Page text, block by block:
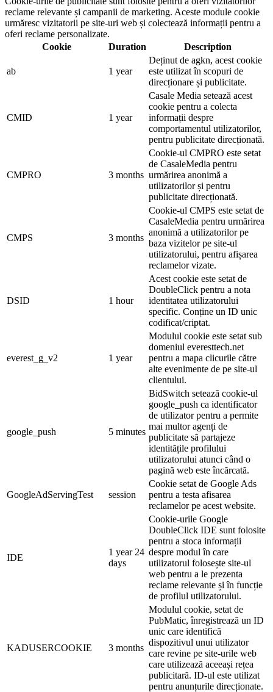
reclame relevante și campanii de marketing. Aceste module cookie
urmăresc vizitatorii pe site-uri web și colectează informații pentru a
oferi reclame personalizate.
Cookie
Duration Description
ab 1 year
Deținut de agkn, acest cookie
este utilizat în scopuri de
direcționare și publicitate.
CMID 1 year
Casale Media setează acest
cookie pentru a colecta
informații despre
comportamentul utilizatorilor,
pentru publicitate direcționată.
CMPRO 3 months
Cookie-ul CMPRO este setat
de CasaleMedia pentru
urmărirea anonimă a
utilizatorilor și pentru
publicitate direcționată.
CMPS 3 months
Cookie-ul CMPS este setat de
CasaleMedia pentru urmărirea
anonimă a utilizatorilor pe
baza vizitelor pe site-ul
utilizatorului, pentru afișarea
reclamelor vizate.
DSID 1 hour
Acest cookie este setat de
DoubleClick pentru a nota
identitatea utilizatorului
specific. Conține un ID unic
codificat/criptat.
everest_g_v2 1 year
Modulul cookie este setat sub
domeniul everesttech.net
pentru a mapa clicurile către
alte evenimente de pe site-ul
clientului.
google_push 5 minutes
BidSwitch setează cookie-ul
google_push ca identificator
de utilizator pentru a permite
mai multor agenți de
publicitate să partajeze
identitățile profilului
utilizatorului atunci când o
pagină web este încărcată.
GoogleAdServingTest session
Cookie setat de Google Ads
pentru a testa afisarea
reclamelor pe acest website.
IDE
1 year 24
days
Cookie-urile Google
DoubleClick IDE sunt folosite
pentru a stoca informații
despre modul în care
utilizatorul folosește site-ul
web pentru a le prezenta
reclame relevante și în funcție
de profilul utilizatorului.
KADUSERCOOKIE 3 months
Modulul cookie, setat de
PubMatic, înregistrează un ID
unic care identifică
dispozitivul unui utilizator
care revine pe site-urile web
care utilizează aceeași rețea
publicitară. ID-ul este utilizat
pentru anunțurile direcționate.